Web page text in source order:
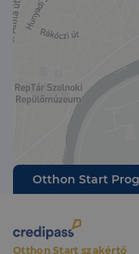
Otthon Start
Otthon Start szakértő